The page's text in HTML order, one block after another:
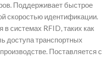
Поддерживает быстрое
скоростью идентификации.
системах RFID, таких как
доступа транспортных
Поставляется с